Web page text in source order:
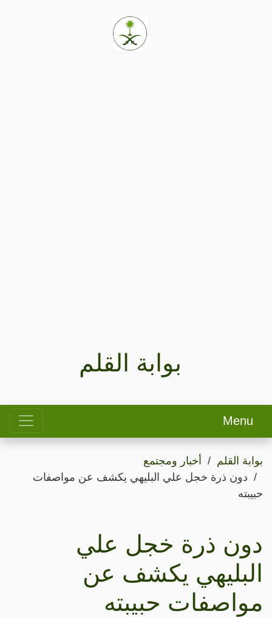
بوابة القلم
Menu
بوابة القلم
أخبار ومجتمع
دون ذرة خجل علي البليهي يكشف عن مواصفات
حبيبته
دون ذرة خجل علي
البليهي يكشف عن
مواصفات حبيبته